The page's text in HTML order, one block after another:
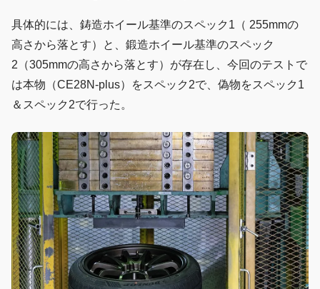
具体的には、鋳造ホイール基準のスペック1（ 255mmの
高さから落とす）と、鍛造ホイール基準のスペック
2（305mmの高さから落とす）が存在し、今回のテストで
は本物（CE28N-plus）をスペック2で、偽物をスペック1
＆スペック2で行った。